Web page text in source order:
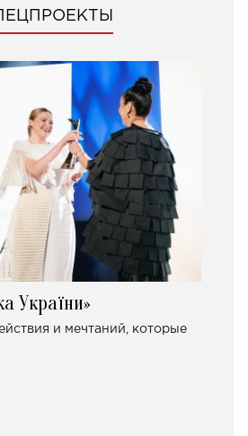
України»
и мечтаний, которые